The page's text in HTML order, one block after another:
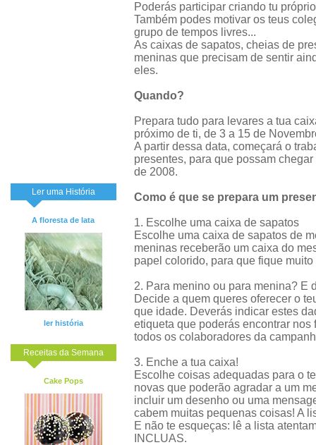
Ler uma História
A floresta de lata
ler história
Receitas da Semana
Cake Pops
Poderás participar criando tu
Também podes motivar os teus
grupo de tempos livres...
As caixas de sapatos, cheias de
meninas que precisam de sentir
eles.
Quando?
Prepara tudo para levares a tua
próximo de ti, de 3 a 15 de
A partir dessa data, começará o
presentes, para que possam
de 2008.
Como é que se prepara um
1. Escolhe uma caixa de sapatos
Escolhe uma caixa de sapatos de
meninas receberão um caixa do
papel colorido, para que fique muito
2. Para menino ou para menina? E
Decide a quem queres oferecer o
que idade. Deverás indicar estes
etiqueta que poderás encontrar
todos os colaboradores da
3. Enche a tua caixa!
Escolhe coisas adequadas para o
novas que poderão agradar a um
incluir um desenho ou uma
cabem muitas pequenas coisas! A
E não te esqueças: lê a lista
INCLUAS.